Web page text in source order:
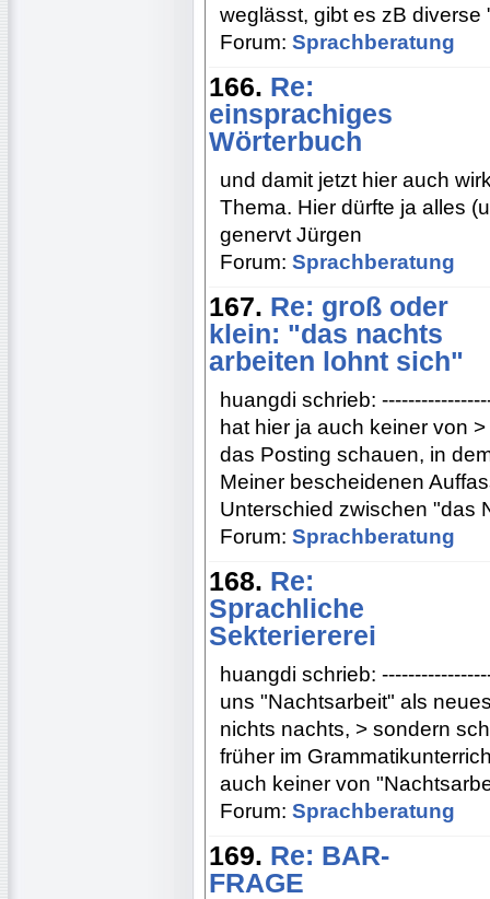
weglässt, gibt es zB
Forum: Sprachberatung
166. Re:
einsprachiges
Wörterbuch
und damit jetzt hier auch
Thema. Hier dürfte ja alles
genervt Jürgen
Forum: Sprachberatung
167. Re: groß oder
klein: "das nachts
arbeiten lohnt sich"
huangdi schrieb:
hat hier ja auch keiner von
das Posting schauen, in
Meiner bescheidenen
Unterschied zwischen "das
Forum: Sprachberatung
168. Re:
Sprachliche
Sekteriererei
huangdi schrieb:
uns "Nachtsarbeit" als
nichts nachts, > sondern
früher im
auch keiner von
Forum: Sprachberatung
169. Re: BAR-
FRAGE